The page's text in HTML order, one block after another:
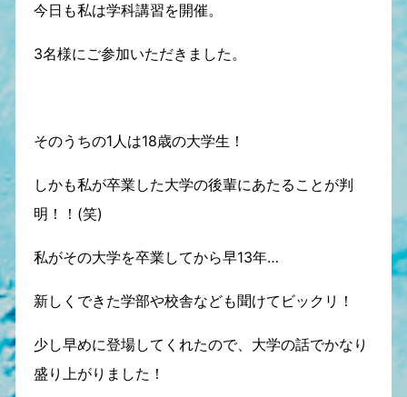
今日も私は学科講習を開催。
3名様にご参加いただきました。
そのうちの1人は18歳の大学生！
しかも私が卒業した大学の後輩にあたることが判
明！！(笑)
私がその大学を卒業してから早13年…
新しくできた学部や校舎なども聞けてビックリ！
少し早めに登場してくれたので、大学の話でかなり
盛り上がりました！